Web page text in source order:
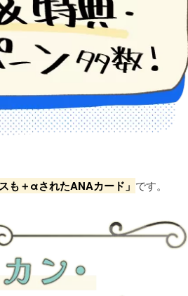
も＋αされたANAカード」 です。